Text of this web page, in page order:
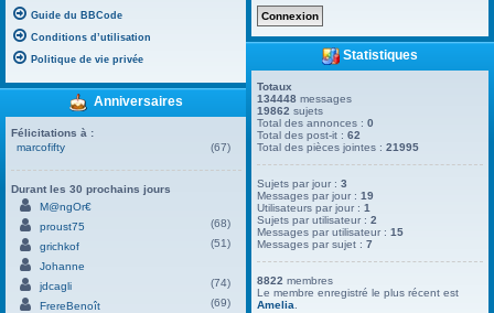
Guide du BBCode
Conditions d’utilisation
Politique de vie privée
Anniversaires
Félicitations à :
marcofifty
(67)
Durant les 30 prochains jours
M@ngOr€
proust75
(68)
grichkof
(51)
Johanne
jdcagli
(74)
FrereBenoît
(69)
Statistiques
Totaux
134448 messages
19862 sujets
Total des annonces :0
Total des post-it :62
Total des pièces jointes :21995
Sujets par jour :3
Messages par jour :19
Utilisateurs par jour :1
Sujets par utilisateur :2
Messages par utilisateur :15
Messages par sujet :7
8822 membres
Le membre enregistré le plus récent est
Amelia